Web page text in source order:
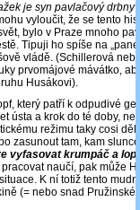
je syn pavlačový drbny
vyloučit, že se tento
bylo v Praze mnoho
Tipuji ho spíše na
vládě. (Schillerová
prvomájové mávátko,
Husákovi).
který patří k odpudivé
ústa a krok do té doby,
režimu taky cosi
zasunout tam, kam
vyfasovat krumpáč a
pracovat naučí, pak může
K ní totiž tento
(= nebo snad